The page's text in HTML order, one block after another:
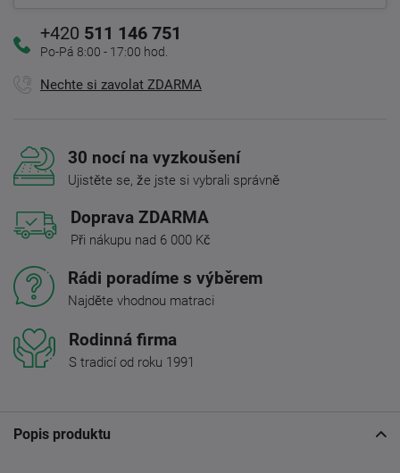
+420 511 146 751
Po-Pá 8:00 - 17:00 hod.
Nechte si zavolat ZDARMA
30 nocí na vyzkoušení
Ujistěte se, že jste si vybrali správně
Doprava ZDARMA
Při nákupu nad 6 000 Kč
Rádi poradíme s výběrem
Najděte vhodnou matraci
Rodinná firma
S tradicí od roku 1991
Popis produktu